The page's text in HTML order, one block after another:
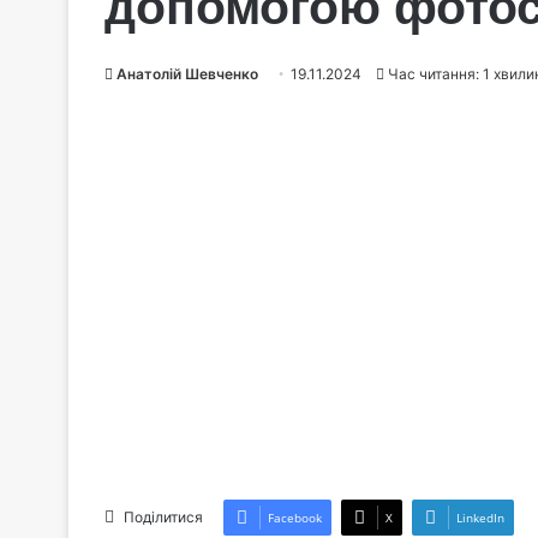
Анатолій Шевченко 19.11.2024 Час читання: 1
Поділитися Facebook X LinkedIn